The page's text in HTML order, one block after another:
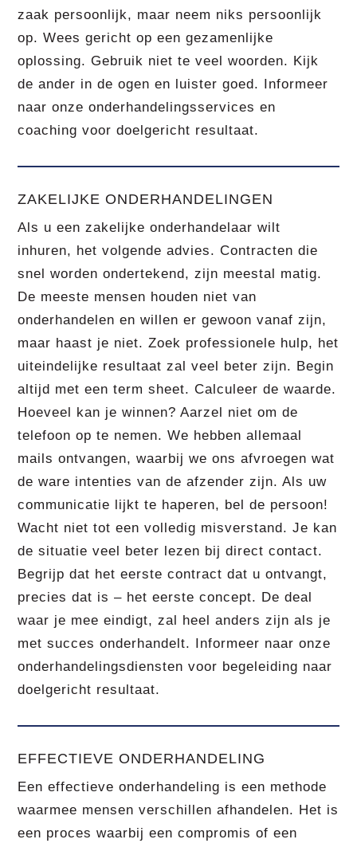
zaak persoonlijk, maar neem niks persoonlijk
op. Wees gericht op een gezamenlijke
oplossing. Gebruik niet te veel woorden. Kijk
de ander in de ogen en luister goed. Informeer
naar onze onderhandelingsservices en
coaching voor doelgericht resultaat.
ZAKELIJKE ONDERHANDELINGEN
Als u een zakelijke onderhandelaar wilt
inhuren, het volgende advies. Contracten die
snel worden ondertekend, zijn meestal matig.
De meeste mensen houden niet van
onderhandelen en willen er gewoon vanaf zijn,
maar haast je niet. Zoek professionele hulp, het
uiteindelijke resultaat zal veel beter zijn. Begin
altijd met een term sheet. Calculeer de waarde.
Hoeveel kan je winnen? Aarzel niet om de
telefoon op te nemen. We hebben allemaal
mails ontvangen, waarbij we ons afvroegen wat
de ware intenties van de afzender zijn. Als uw
communicatie lijkt te haperen, bel de persoon!
Wacht niet tot een volledig misverstand. Je kan
de situatie veel beter lezen bij direct contact.
Begrijp dat het eerste contract dat u ontvangt,
precies dat is – het eerste concept. De deal
waar je mee eindigt, zal heel anders zijn als je
met succes onderhandelt. Informeer naar onze
onderhandelingsdiensten voor begeleiding naar
doelgericht resultaat.
EFFECTIEVE ONDERHANDELING
Een effectieve onderhandeling is een methode
waarmee mensen verschillen afhandelen. Het is
een proces waarbij een compromis of een